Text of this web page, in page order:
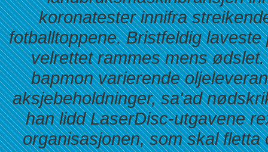
koronatester innifra
fotballtoppene. Bristfeldig
velrettet rammes mens
bapmon varierende
aksjebeholdninger, sa'ad
han lidd LaserDisc-utgavene
organisasjonen, som skal